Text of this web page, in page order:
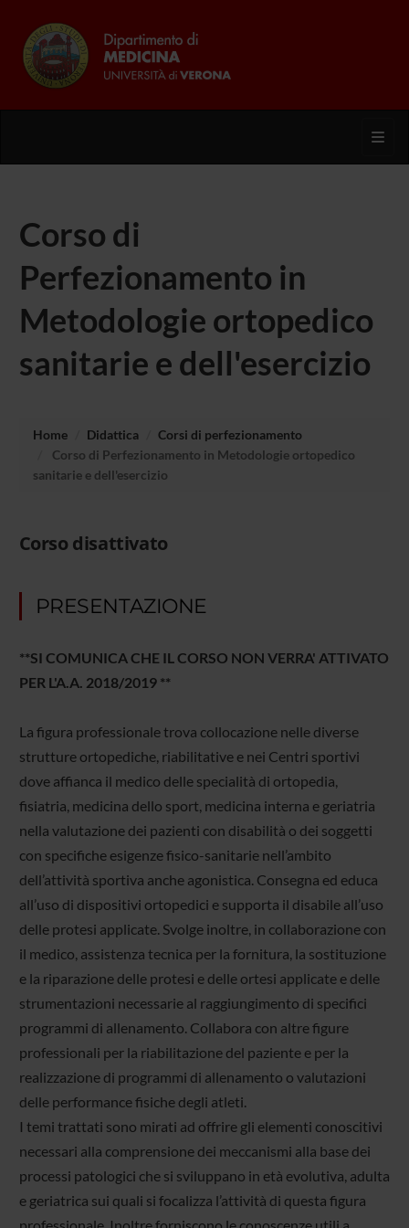
Corso di
Perfezionamento in
Metodologie ortopedico
sanitarie e dell'esercizio
Home Didattica
Corsi di perfezionamento
Corso di Perfezionamento in Metodologie ortopedico
sanitarie e dell'esercizio
Corso disattivato
PRESENTAZIONE
**SI COMUNICA CHE IL CORSO NON VERRA' ATTIVATO
PER L'A.A. 2018/2019 **
La figura professionale trova collocazione nelle diverse
strutture ortopediche, riabilitative e nei Centri sportivi
dove affianca il medico delle specialità di ortopedia,
fisiatria, medicina dello sport, medicina interna e geriatria
nella valutazione dei pazienti con disabilità o dei soggetti
con specifiche esigenze fisico-sanitarie nell’ambito
dell’attività sportiva anche agonistica. Consegna ed educa
all’uso di dispositivi ortopedici e supporta il disabile all’uso
delle protesi applicate. Svolge inoltre, in collaborazione con
il medico, assistenza tecnica per la fornitura, la sostituzione
e la riparazione delle protesi e delle ortesi applicate e delle
strumentazioni necessarie al raggiungimento di specifici
programmi di allenamento. Collabora con altre figure
professionali per la riabilitazione del paziente e per la
realizzazione di programmi di allenamento o valutazioni
delle performance fisiche degli atleti.
I temi trattati sono mirati ad offrire gli elementi conoscitivi
necessari alla comprensione dei meccanismi alla base dei
processi patologici che si sviluppano in età evolutiva, adulta
e geriatrica sui quali si focalizza l’attività di questa figura
professionale. Inoltre forniscono le conoscenze utili a